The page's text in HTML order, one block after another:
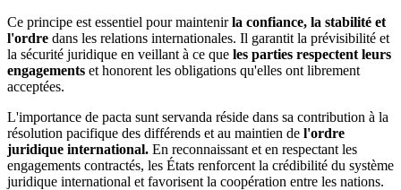
Ce principe est essentiel pour maintenirla confiance, la stabilité et
l'ordre dans les relations internationales. Il garantit la prévisibilité et
la sécurité juridique en veillant à ce que les parties respectent leurs
engagements et honorent les obligations qu'elles ont librement
acceptées.
L'importance de pacta sunt servanda réside dans sa contribution à la
résolution pacifique des différends et au maintien de l'ordre
juridique international. En reconnaissant et en respectant les
engagements contractés, les États renforcent la crédibilité du système
juridique international et favorisent la coopération entre les nations.